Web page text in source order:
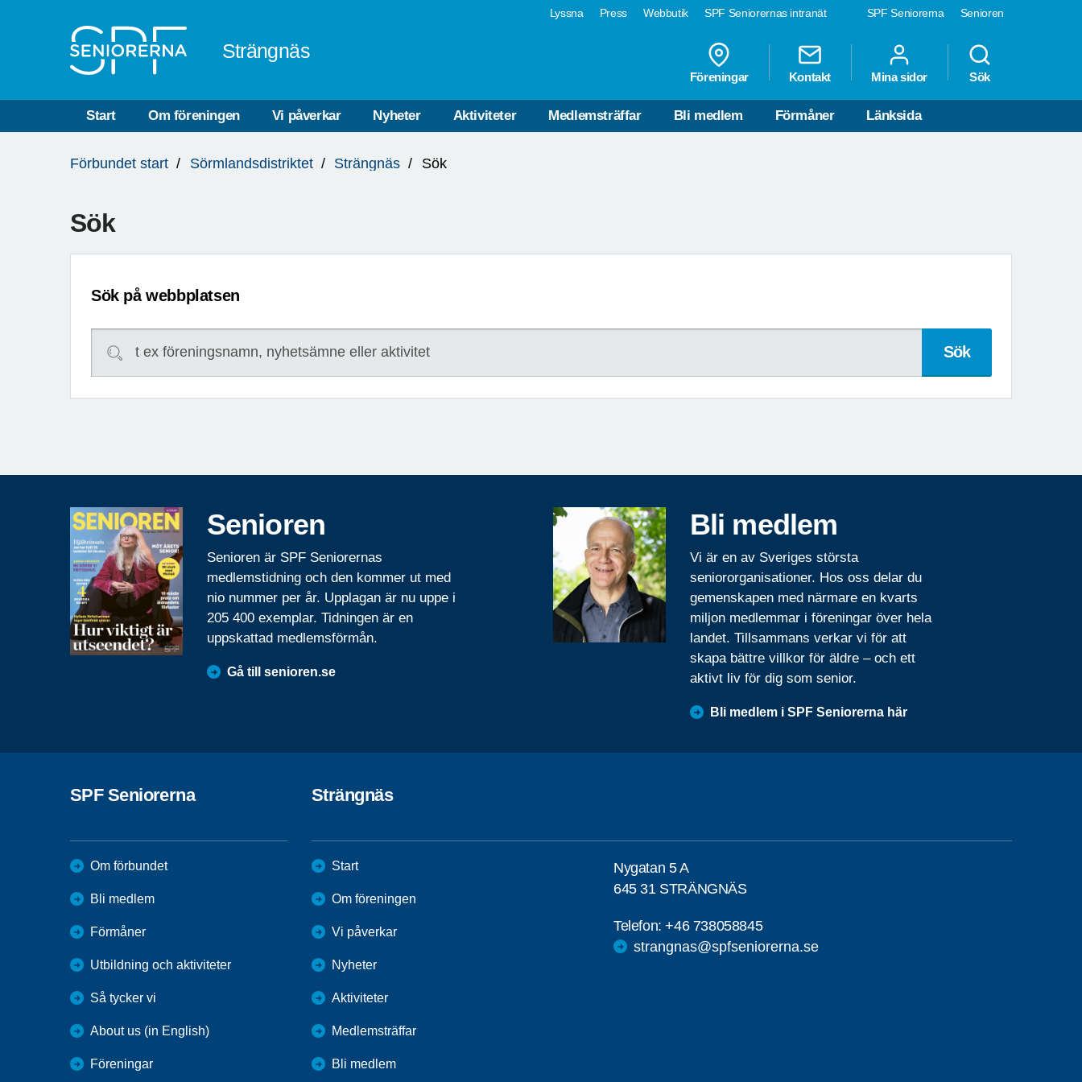
SPF Seniorerna Senioren
Lyssna Press Webbutik SPF Seniorernas intranät
Strängnäs
Föreningar Kontakt Mina sidor Sök
Start Om föreningen Vi påverkar Nyheter Aktiviteter Medlemsträffar Bli medlem Förmåner Länksida
är
Förbundet start Sörmlandsdistriktet Strängnäs Sök
Sök
Sök på webbplatsen
Senioren
Senioren är SPF Seniorernas
medlemstidning och den kommer ut med
nio nummer per år. Upplagan är nu uppe i
205 400 exemplar. Tidningen är en
uppskattad medlemsförmån.
Gå till senioren.se
Bli medlem
Vi är en av Sveriges största
seniororganisationer. Hos oss delar du
gemenskapen med närmare en kvarts
miljon medlemmar i föreningar över hela
landet. Tillsammans verkar vi för att
skapa bättre villkor för äldre – och ett
aktivt liv för dig som senior.
Bli medlem i SPF Seniorerna här
SPF Seniorerna
Om förbundet
Bli medlem
Förmåner
Utbildning och aktiviteter
Så tycker vi
About us (in English)
Föreningar
Strängnäs
Start
Om föreningen
Vi påverkar
Nyheter
Aktiviteter
Medlemsträffar
Bli medlem
Nygatan 5 A
645 31 STRÄNGNÄS
Telefon:+46 738058845
strangnas@spfseniorerna.se